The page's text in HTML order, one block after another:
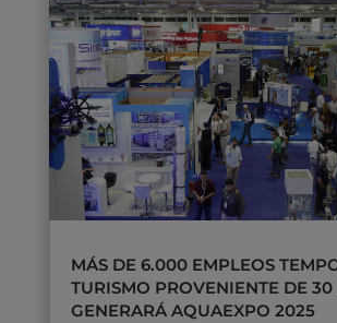
MÁS DE 6.000 EMPLEOS
TURISMO PROVENIENTE DE 30
GENERARÁ AQUAEXPO 2025